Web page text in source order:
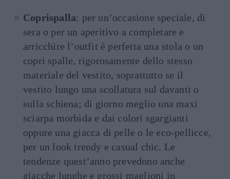
Coprispalla: per un’occasione speciale, di
sera o per un aperitivo a completare e
arricchire l’outfit è perfetta una stola o un
copri spalle, rigorosamente dello stesso
materiale del vestito, soprattutto se il
vestito lungo una scollatura sul davanti o
sulla schiena; di giorno meglio una maxi
sciarpa morbida e dai colori sgargianti
oppure una giacca di pelle o le eco-pellicce,
per un look trendy e casual chic. Le
tendenze quest’anno prevedono anche
giacche lunghe e grossi maglioni in